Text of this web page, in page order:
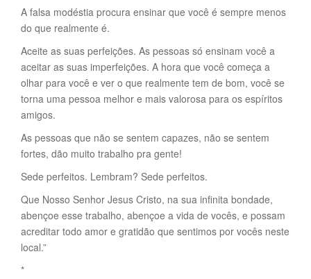
A falsa modéstia procura ensinar que você é sempre menos
do que realmente é.
Aceite as suas perfeições. As pessoas só ensinam você a
aceitar as suas imperfeições. A hora que você começa a
olhar para você e ver o que realmente tem de bom, você se
torna uma pessoa melhor e mais valorosa para os espíritos
amigos.
As pessoas que não se sentem capazes, não se sentem
fortes, dão muito trabalho pra gente!
Sede perfeitos. Lembram? Sede perfeitos.
Que Nosso Senhor Jesus Cristo, na sua infinita bondade,
abençoe esse trabalho, abençoe a vida de vocês, e possam
acreditar todo amor e gratidão que sentimos por vocês neste
local.”
*